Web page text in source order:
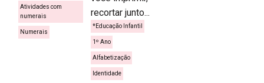
Atividades com
numerais
Numerais
recortar junto...
*Educação Infantil
1º Ano
Alfabetização
Identidade